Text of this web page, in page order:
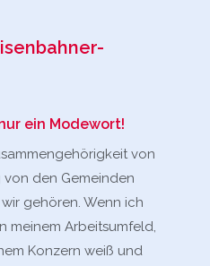
ein Modewort!
von
den Gemeinden
gehören. Wenn ich
meinem Arbeitsumfeld,
Konzern weiß und